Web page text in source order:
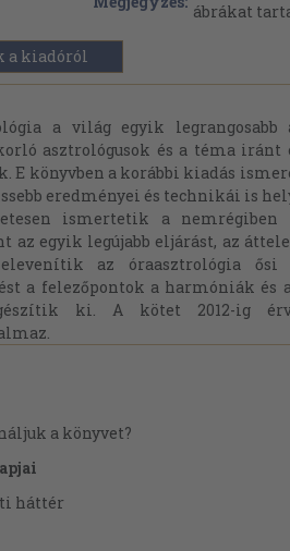
ábrákat
a kiadóról
a világ egyik legrangosabb
asztrológusok és a téma
E könyvben a korábbi kiadás
eredményei és technikái is
ismertetik a nemrégiben
az egyik legújabb eljárást, az
az óraasztrológia ősi
a felezőpontok a harmóniák és
ki. A kötet 2012-ig
a könyvet?
háttér